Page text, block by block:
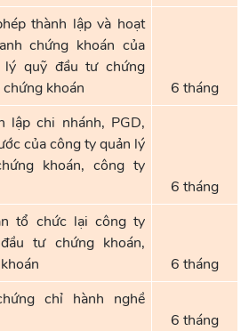
thành lập và hoạt
chứng khoán của
quỹ đầu tư chứng
khoán
6 tháng
lập chi nhánh, PGD,
của công ty quản lý
khoán, công ty
6 tháng
tổ chức lại công ty
tư chứng khoán,
6 tháng
chỉ hành nghề
6 tháng